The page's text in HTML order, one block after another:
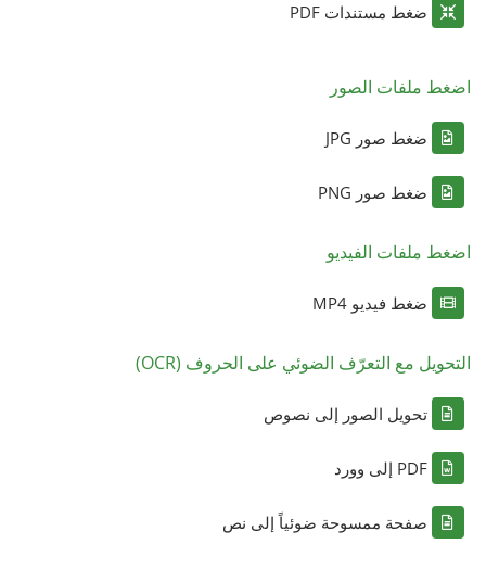
ضغط مستندات PDF
اضغط ملفات الصور
ضغط صور JPG
ضغط صور PNG
اضغط ملفات الفيديو
ضغط فيديو MP4
التحويل مع التعرّف الضوئي على الحروف (OCR)
تحويل الصور إلى نصوص
PDF إلى وورد
صفحة ممسوحة ضوئياً إلى نص